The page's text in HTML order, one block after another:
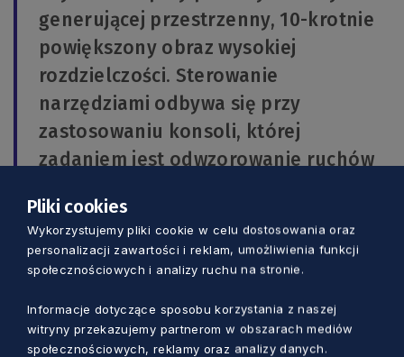
generującej przestrzenny, 10-krotnie
powiększony obraz wysokiej
rozdzielczości. Sterowanie
narzędziami odbywa się przy
zastosowaniu konsoli, której
zadaniem jest odwzorowanie ruchów
ramiona robota – tłumaczy dr n. med.
Marek Lubocki.
innymi z tym, że narzędzia są wprowadzane
przez małe otwory zamiast wszystkich powłok
Pliki cookies
Wykorzystujemy pliki cookie w celu dostosowania oraz
personalizacji zawartości i reklam, umożliwienia funkcji
społecznościowych i analizy ruchu na stronie.
Informacje dotyczące sposobu korzystania z naszej
witryny przekazujemy partnerom w obszarach mediów
społecznościowych, reklamy oraz analizy danych.